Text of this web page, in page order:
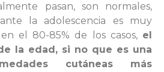
pasan, son normales,
la adolescencia es muy
el 80-85% de los casos, el
la edad, si no que es una
cutáneas más